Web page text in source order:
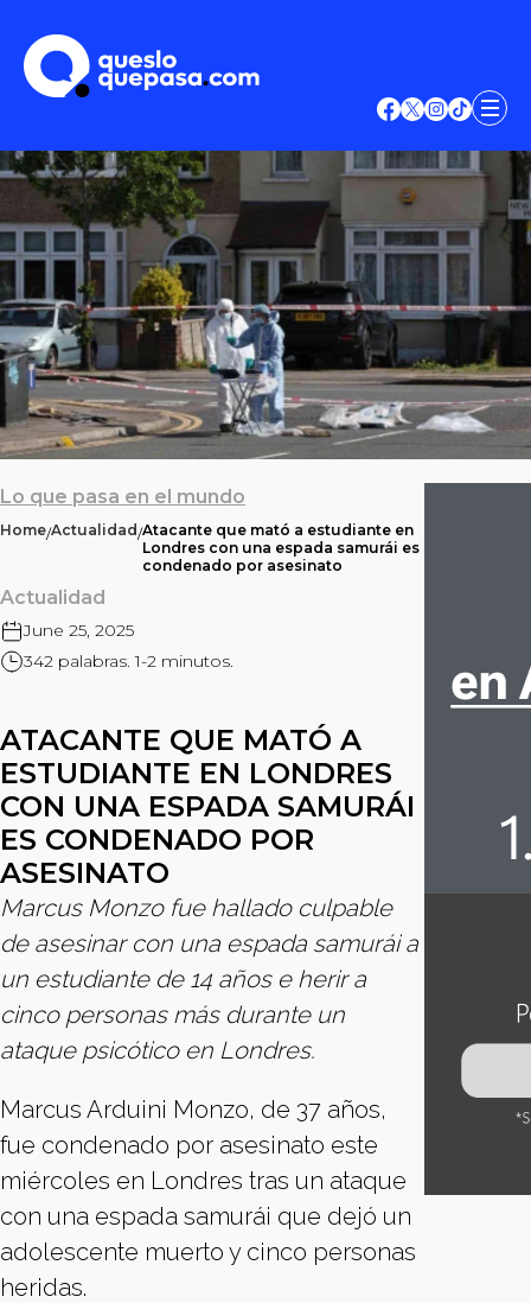
Lo que pasa en el mundo
Home/Actualidad/Atacante que mató a estudiante en
Londres con una espada samurái es
condenado por asesinato
Actualidad
June 25, 2025
342 palabras. 1-2 minutos.
ATACANTE QUE MATÓ A
ESTUDIANTE EN LONDRES
CON UNA ESPADA SAMURÁI
ES CONDENADO POR
ASESINATO
Marcus Monzo fue hallado culpable
de asesinar con una espada samurái a
un estudiante de 14 años e herir a
cinco personas más durante un
ataque psicótico en Londres.
Marcus Arduini Monzo, de 37 años,
fue condenado por asesinato este
miércoles en Londres tras un ataque
con una espada samurái que dejó un
adolescente muerto y cinco personas
heridas.